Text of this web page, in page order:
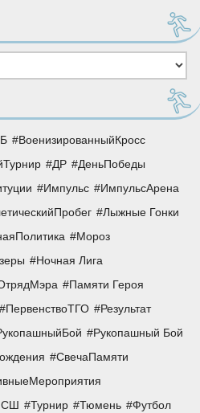
ВоенизированныйКросс
ДР
ДеньПобеды
Импульс
ИмпульсАрена
Лыжные Гонки
Мороз
Ночная Лига
Памяти Героя
ПервенствоТГО
Результат
Рукопашный Бой
СвечаПамяти
СШ Турнир Тюмень
Футбол